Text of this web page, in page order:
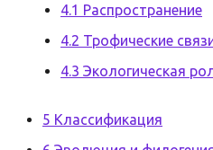
4.1 Распространение
4.2 Трофические
4.3 Экологическая
5 Классификация